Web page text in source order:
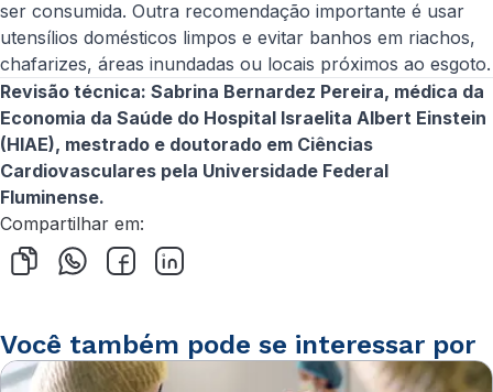
ser consumida. Outra recomendação importante é usar
utensílios domésticos limpos e evitar banhos em riachos,
chafarizes, áreas inundadas ou locais próximos ao esgoto.
Revisão técnica: Sabrina Bernardez Pereira, médica da
Economia da Saúde do Hospital Israelita Albert Einstein
(HIAE), mestrado e doutorado em Ciências
Cardiovasculares pela Universidade Federal
Fluminense.
Compartilhar em:
Você também pode se interessar por